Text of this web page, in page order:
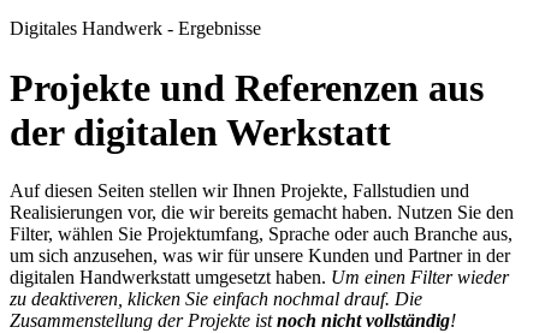
Digitales Handwerk - Ergebnisse
Projekte und Referenzen aus
der digitalen Werkstatt
Auf diesen Seiten stellen wir Ihnen Projekte, Fallstudien und
Realisierungen vor, die wir bereits gemacht haben. Nutzen Sie den
Filter, wählen Sie Projektumfang, Sprache oder auch Branche aus,
um sich anzusehen, was wir für unsere Kunden und Partner in der
digitalen Handwerkstatt umgesetzt haben. Um einen Filter wieder
zu deaktiveren, klicken Sie einfach nochmal drauf. Die
Zusammenstellung der Projekte istnoch nicht vollständig!